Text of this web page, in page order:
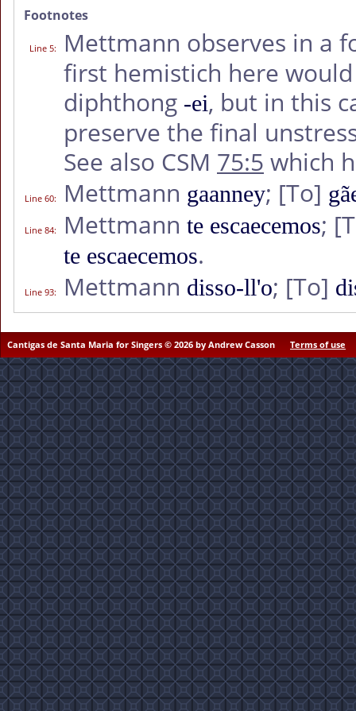
Footnotes
Line 5:
Mettmann observes in a
first hemistich here
diphthong -ei, but in this
preserve the final
See also CSM 75:5 which
Line 60: Mettmann gaanney; [To]
Line 84: Mettmann te escaecemos;
te escaecemos.
Line 93: Mettmann disso-ll'o; [To]
Cantigas de Santa Maria for Singers © 2026 by Andrew Casson Terms of use